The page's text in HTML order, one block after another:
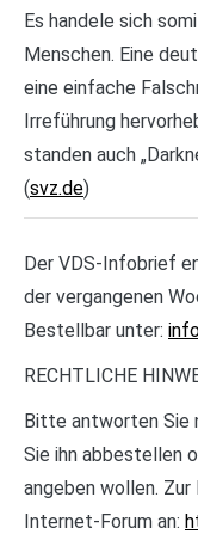
Es handele sich
Menschen. Eine
eine einfache
Irreführung
standen auch
(svz.de)
Der VDS-Infobrief
der vergangenen
Bestellbar unter:
RECHTLICHE
Bitte antworten Sie
Sie ihn abbestellen
angeben wollen.
Internet-Forum an: